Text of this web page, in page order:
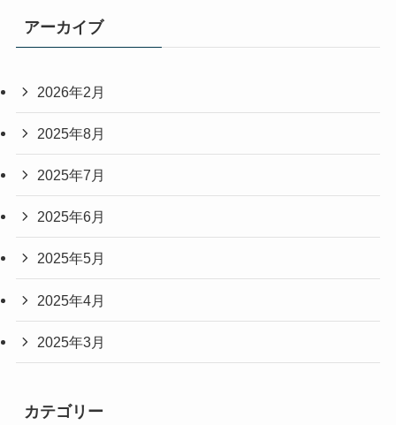
アーカイブ
2026年2月
2025年8月
2025年7月
2025年6月
2025年5月
2025年4月
2025年3月
カテゴリー